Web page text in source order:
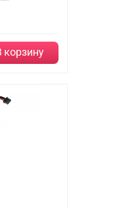
корзину